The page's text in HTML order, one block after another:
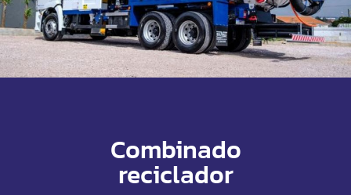
Combinado
reciclador